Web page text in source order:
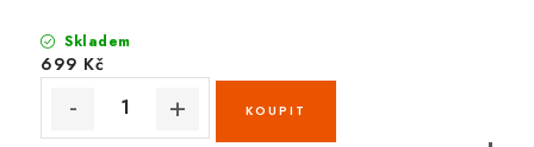
Skladem
699 Kč